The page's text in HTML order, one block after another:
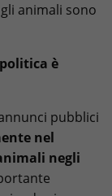
animali sono
è
pubblici
nel
negli